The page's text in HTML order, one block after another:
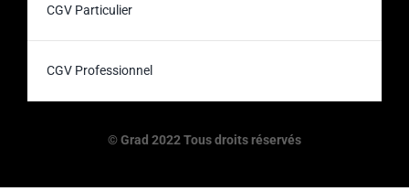
CGV Particulier
CGV Professionnel
© Grad 2022 Tous droits réservés